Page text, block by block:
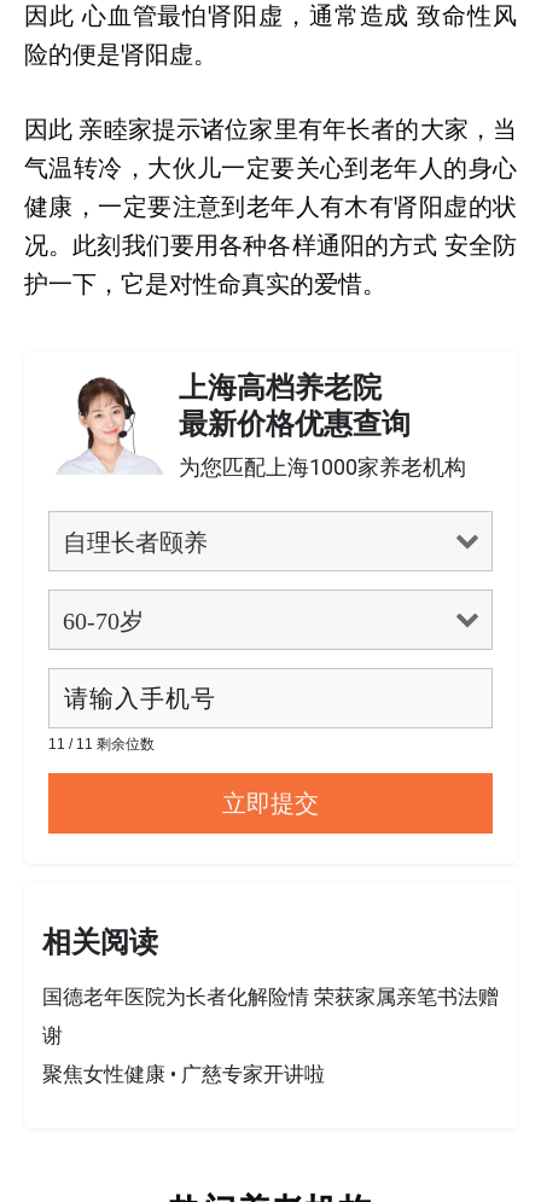
因此 心血管最怕肾阳虚，通常造成 致命性风
险的便是肾阳虚。
因此 亲睦家提示诸位家里有年长者的大家，当
气温转冷，大伙儿一定要关心到老年人的身心
健康，一定要注意到老年人有木有肾阳虚的状
况。此刻我们要用各种各样通阳的方式 安全防
护一下，它是对性命真实的爱惜。
上海高档养老院
最新价格优惠查询
为您匹配上海1000家养老机构
11 / 11 剩余位数
相关阅读
国德老年医院为长者化解险情 荣获家属亲笔书法赠
谢
聚焦女性健康 • 广慈专家开讲啦